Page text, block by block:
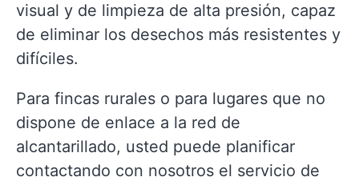
visual y de limpieza de alta presión, capaz
de eliminar los desechos más resistentes y
difíciles.
Para fincas rurales o para lugares que no
dispone de enlace a la red de
alcantarillado, usted puede planificar
contactando con nosotros el servicio de